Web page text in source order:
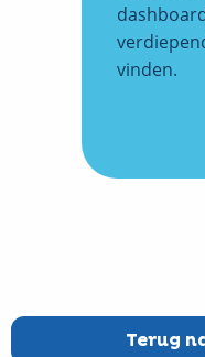
vinden.
Terug